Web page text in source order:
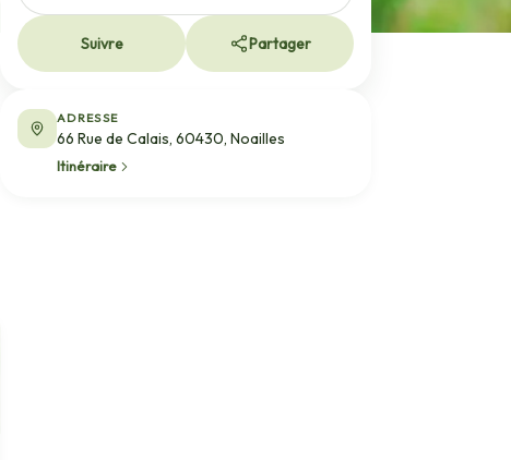
Suivre Partager
ADRESSE
66 Rue de Calais, 60430, Noailles
Itinéraire